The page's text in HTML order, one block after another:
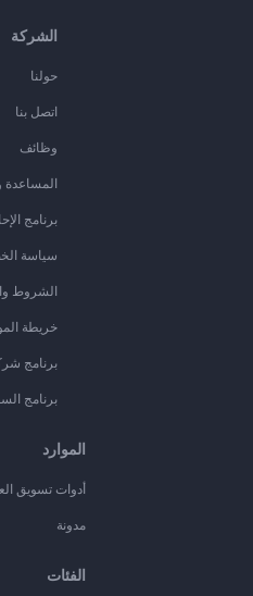
الشركة
حولنا
اتصل بنا
وظائف
المساعدة
برنامج
سياسة
الشروط
خريطة
برنامج
برنامج
الموارد
أدوات تسويق
مدونة
الفئات